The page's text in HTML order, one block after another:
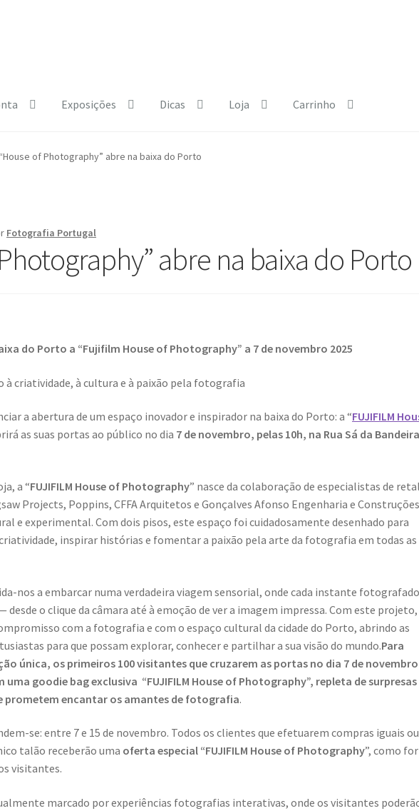
Exposições Dicas Loja Carrinho
Checkout Cookie Policy Courses Dia Mundial da Terra
“House of Photography” abre na baixa do Porto
Fotografia Portugal
abre na baixa do Porto
do Porto a “Fujifilm House of Photography” a 7 de novembro 2025
à criatividade, à cultura e à paixão pela fotografia
a abertura de um espaço inovador e inspirador na baixa do Porto: a “FUJIFILM
as suas portas ao público no dia 7 de novembro, pelas 10h, na Rua Sá da
a “FUJIFILM House of Photography” nasce da colaboração de especialistas de
Projects, Poppins, CFFA Arquitetos e Gonçalves Afonso Engenharia e
e experimental. Com dois pisos, este espaço foi cuidadosamente desenhado para
inspirar histórias e fomentar a paixão pela arte da fotografia em todas as
nos a embarcar numa verdadeira viagem sensorial, onde cada instante fotografado
desde o clique da câmara até à emoção de ver a imagem impressa. Com este projeto,
com a fotografia e com o espaço cultural da cidade do Porto, abrindo as
para que possam explorar, conhecer e partilhar a sua visão do mundo.Para
única, os primeiros 100 visitantes que cruzarem as portas no dia 7 de novembro
goodie bag exclusiva “FUJIFILM House of Photography”, repleta de surpresas
prometem encantar os amantes de fotografia.
se: entre 7 e 15 de novembro. Todos os clientes que efetuarem compras iguais ou
talão receberão uma oferta especial “FUJIFILM House of Photography”, como
visitantes.
marcado por experiências fotografias interativas, onde os visitantes